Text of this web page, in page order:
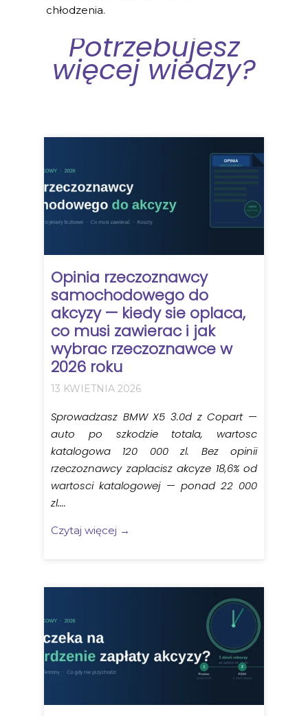
chłodzenia.
Potrzebujesz
więcej wiedzy?
Opinia rzeczoznawcy
samochodowego do
akcyzy — kiedy sie oplaca,
co musi zawierac i jak
wybrac rzeczoznawce w
2026 roku
13 KWIETNIA 2026
Sprowadzasz BMW X5 3.0d z Copart —
auto po szkodzie totala, wartosc
katalogowa 120 000 zl. Bez opinii
rzeczoznawcy zaplacisz akcyze 18,6% od
wartosci katalogowej — ponad 22 000
zl....
Czytaj więcej →